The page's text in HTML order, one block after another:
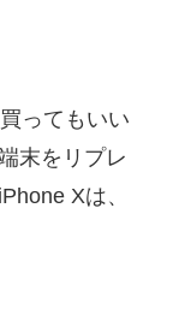
ってもいい
末をリプレ
Xは、